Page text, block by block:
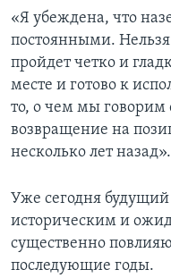
«Я убеждена, что
постоянными.
пройдет четко и
месте и готово к
то, о чем мы говорим
возвращение на
несколько лет назад».
Уже сегодня
историческим и
существенно
последующие годы.